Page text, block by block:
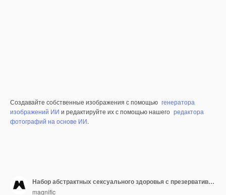
Создавайте собственные изображения с помощью генератора
изображений ИИ и редактируйте их с помощью нашего редактора
фотографий на основе ИИ.
Набор абстрактных сексуального здоровья с презервативом
magnific